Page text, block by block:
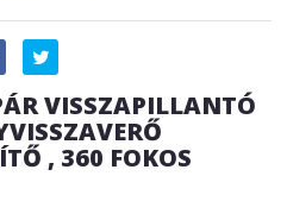
VISSZAPILLANTÓ
, 360 FOKOS